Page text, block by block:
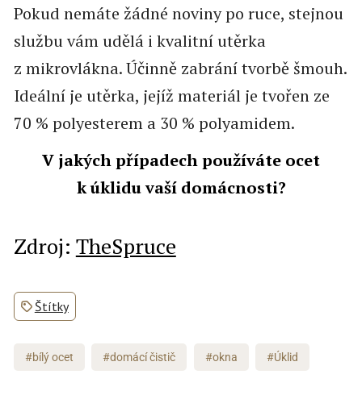
Pokud nemáte žádné noviny po ruce, stejnou
službu vám udělá i kvalitní utěrka
z mikrovlákna. Účinně zabrání tvorbě šmouh.
Ideální je utěrka, jejíž materiál je tvořen ze
70 % polyesterem a 30 % polyamidem.
V jakých případech používáte ocet
k úklidu vaší domácnosti?
Zdroj: TheSpruce
Štítky
#bílý ocet #domácí čistič #okna #Úklid